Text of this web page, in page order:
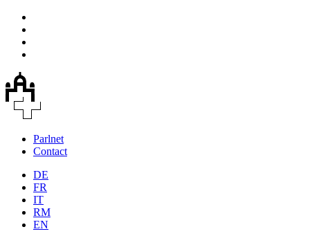
Parlnet
Contact
DE
FR
IT
RM
EN